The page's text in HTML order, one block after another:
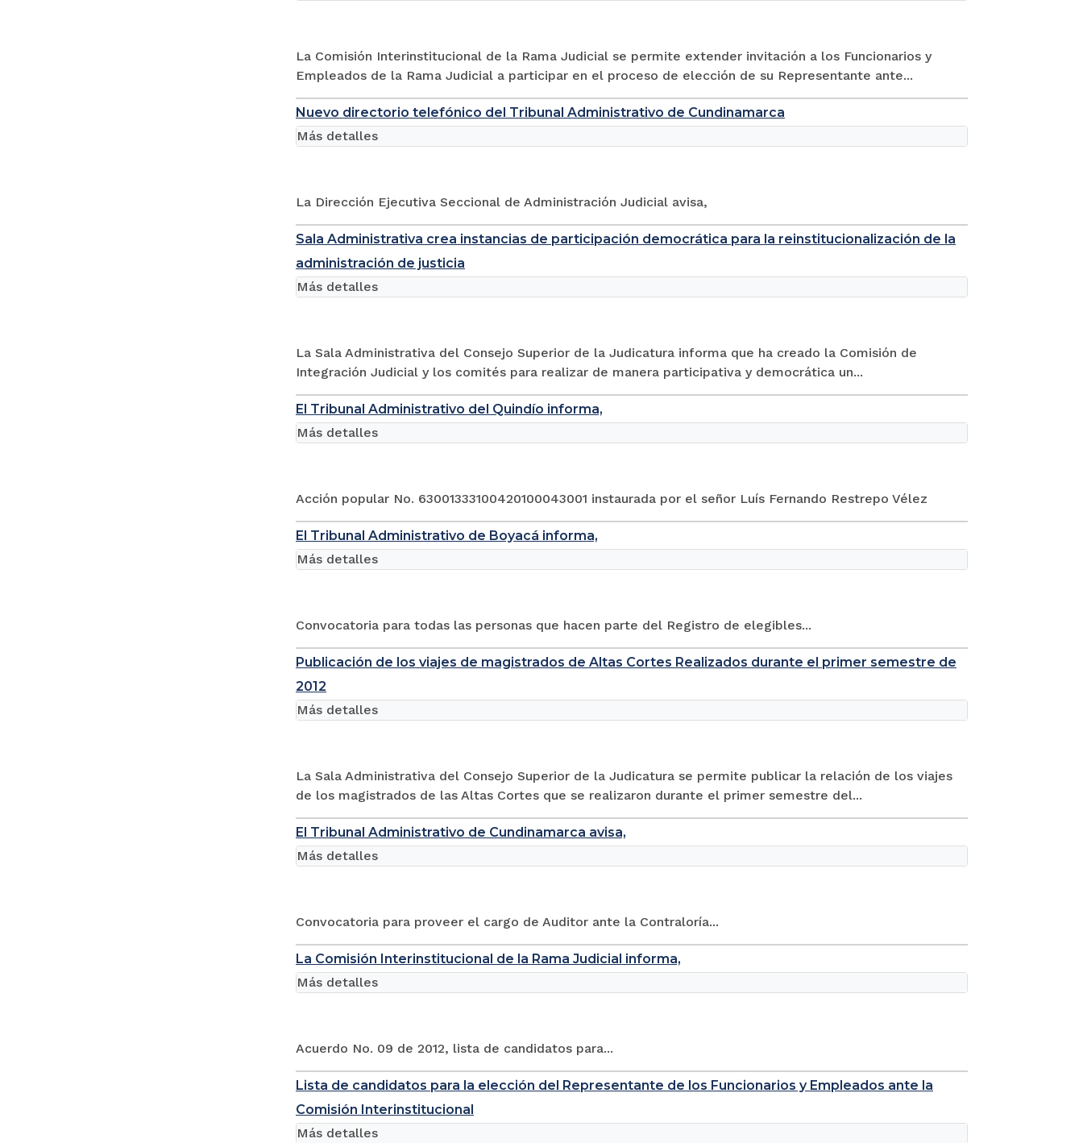
La Comisión Interinstitucional de la Rama Judicial se permite extender invitación a los Funcionarios y
Empleados de la Rama Judicial a participar en el proceso de elección de su Representante ante...
Nuevo directorio telefónico del Tribunal Administrativo de Cundinamarca
La Dirección Ejecutiva Seccional de Administración Judicial avisa,
Más detalles
Sala Administrativa crea instancias de participación democrática para la reinstitucionalización de la
administración de justicia
La Sala Administrativa del Consejo Superior de la Judicatura informa que ha creado la Comisión de
Integración Judicial y los comités para realizar de manera participativa y democrática un...
Más detalles
El Tribunal Administrativo del Quindío informa,
Acción popular No. 63001333100420100043001 instaurada por el señor Luís Fernando Restrepo Vélez
Más detalles
El Tribunal Administrativo de Boyacá informa,
Convocatoria para todas las personas que hacen parte del Registro de elegibles...
Más detalles
Publicación de los viajes de magistrados de Altas Cortes Realizados durante el primer semestre de
2012
La Sala Administrativa del Consejo Superior de la Judicatura se permite publicar la relación de los viajes
de los magistrados de las Altas Cortes que se realizaron durante el primer semestre del...
Más detalles
El Tribunal Administrativo de Cundinamarca avisa,
Convocatoria para proveer el cargo de Auditor ante la Contraloría...
Más detalles
La Comisión Interinstitucional de la Rama Judicial informa,
Acuerdo No. 09 de 2012, lista de candidatos para...
Más detalles
Lista de candidatos para la elección del Representante de los Funcionarios y Empleados ante la
Comisión Interinstitucional
Más detalles